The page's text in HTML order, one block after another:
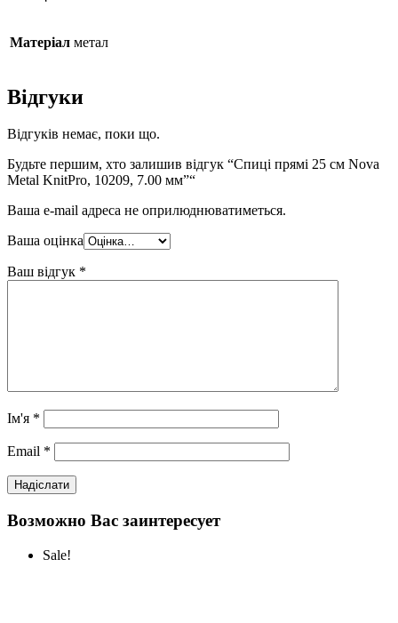
Матеріал метал
Відгуки
Відгуків немає, поки що.
Будьте першим, хто залишив відгук “Спиці прямі 25 см Nova
Metal KnitPro, 10209, 7.00 мм”“
Ваша e-mail адреса не оприлюднюватиметься.
Ваша оцінка
Ваш відгук *
Ім'я *
Email *
Возможно Вас заинтересует
Sale!